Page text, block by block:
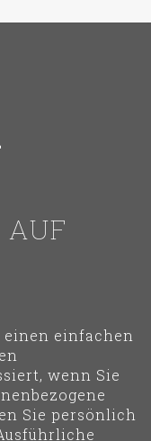
AUF
einen einfachen
wenn Sie
Sie persönlich